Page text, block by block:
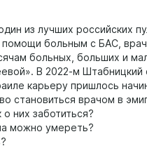
из лучших российских
больным с БАС,
больных, больших и
В 2022-м Штабницкий
карьеру пришлось
становиться врачом в
о них заботиться?
можно умереть?